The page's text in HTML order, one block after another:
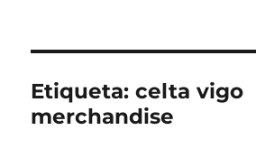
Etiqueta:celta vigo
merchandise